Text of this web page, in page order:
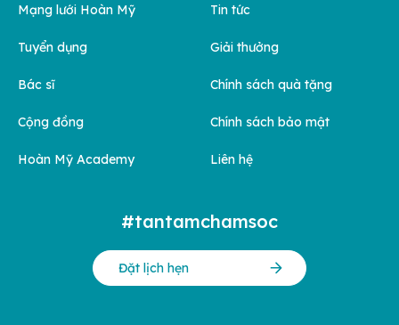
Mạng lưới Hoàn Mỹ
Tuyển dụng
Bác sĩ
Cộng đồng
Hoàn Mỹ Academy
Tin tức
Giải thưởng
Chính sách quà tặng
Chính sách bảo mật
Liên hệ
#tantamchamsoc
Đặt lịch hẹn